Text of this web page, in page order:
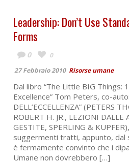
Leadership: Don’t Use
Forms
0
0
27 Febbraio 2010 Risorse umane
Dal libro “The Little BIG Things:
Excellence” Tom Peters, co-
DELL’ECCELLENZA” (PETERS
ROBERT H. JR., LEZIONI DALLE
GESTITE, SPERLING &
suggermenti tratti, appunto, dal
è fermamente convinto che i
Umane non dovrebbero […]